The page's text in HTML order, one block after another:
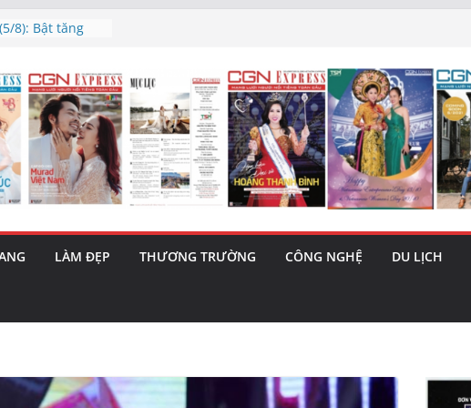
8): Bật tăng
triết lý sống
mai”
phiên tăng
– 1 Cơ hội
cùng MTH
LÀM ĐẸP THƯƠNG TRƯỜNG CÔNG NGHỆ DU LỊCH